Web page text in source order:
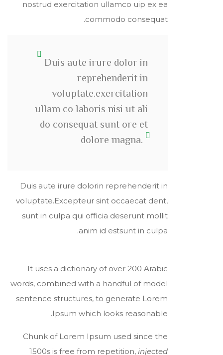
nostrud exercitation ullamco uip ex ea
commodo consequat.
Duis aute irure dolor in
reprehenderit in
voluptate.exercitation
ullam co laboris nisi ut ali
do consequat sunt ore et
dolore magna.
Duis aute irure dolorin reprehenderit in
voluptate.Excepteur sint occaecat dent,
sunt in culpa qui officia deserunt mollit
anim id estsunt in culpa.
It uses a dictionary of over 200 Arabic
words, combined with a handful of model
sentence structures, to generate Lorem
Ipsum which looks reasonable.
Chunk of Lorem Ipsum used since the
1500s is free from repetition, injected